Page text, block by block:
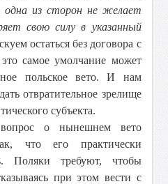
одна из сторон не желает
свою силу в указанный
остаться без договора с
самое умолчание может
польское вето. И нам
отвратительное зрелище
субъекта.
о нынешнем вето
что его практически
Поляки требуют, чтобы
при этом вести с